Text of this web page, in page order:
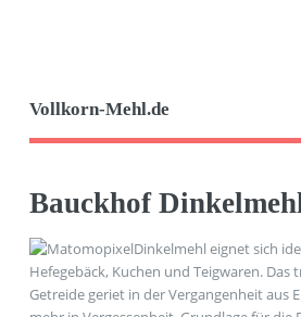
Vollkorn-Mehl.de
Bauckhof
Dinkelmehl eignet sich
Hefegebäck, Kuchen und Teigwaren. Das
Getreide geriet in der Vergangenheit aus